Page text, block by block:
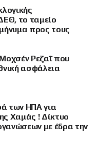
το ταμείο
προς τους
Μοχσέν Ρεζαΐ που
ασφάλεια
των ΗΠΑ για
Χαμάς ! Δίκτυο
με έδρα την